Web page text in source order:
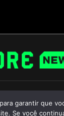
garantir que
Se você